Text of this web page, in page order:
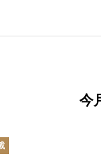
今